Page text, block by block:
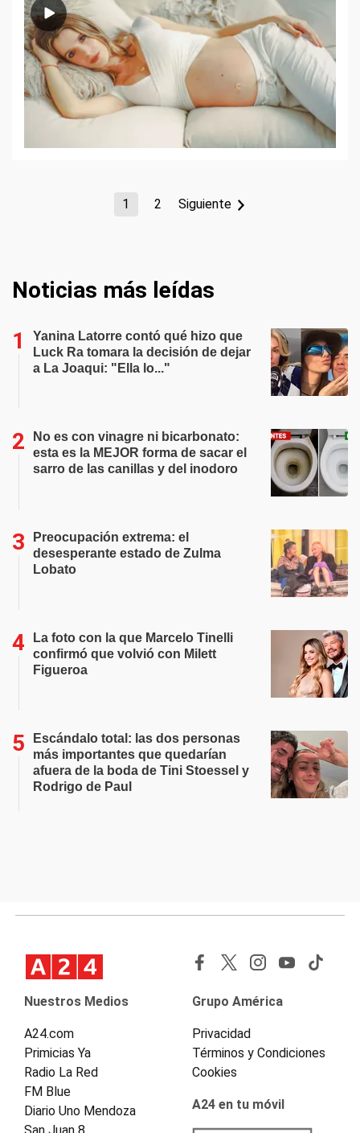
1 2 Siguiente
Noticias más leídas
Yanina Latorre contó qué hizo que
Luck Ra tomara la decisión de dejar
a La Joaqui: "Ella lo..."
No es con vinagre ni bicarbonato:
esta es la MEJOR forma de sacar el
sarro de las canillas y del inodoro
Preocupación extrema: el
desesperante estado de Zulma
Lobato
La foto con la que Marcelo Tinelli
confirmó que volvió con Milett
Figueroa
Escándalo total: las dos personas
más importantes que quedarían
afuera de la boda de Tini Stoessel y
Rodrigo de Paul
Nuestros Medios
A24.com
Primicias Ya
Radio La Red
FM Blue
Diario Uno Mendoza
Grupo América
Privacidad
Términos y Condiciones
Cookies
A24 en tu móvil